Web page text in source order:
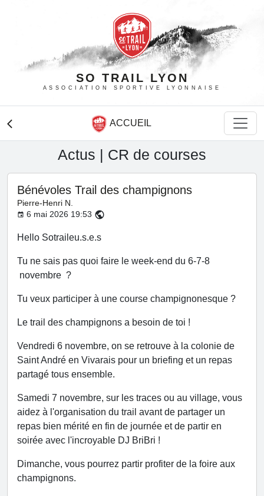
SO TRAIL LYON
ASSOCIATION SPORTIVE LYONNAISE
arrow_back_ios ACCUEIL
Actus | CR de courses
Bénévoles Trail des champignons
Pierre-Henri N.
event 6 mai 2026 19:53 public
Hello Sotraileu.s.e.s
Tu ne sais pas quoi faire le week-end du 6-7-8
novembre ?
Tu veux participer à une course champignonesque ?
Le trail des champignons a besoin de toi !
Vendredi 6 novembre, on se retrouve à la colonie de
Saint André en Vivarais pour un briefing et un repas
partagé tous ensemble.
Samedi 7 novembre, sur les traces ou au village, vous
aidez à l'organisation du trail avant de partager un
repas bien mérité en fin de journée et de partir en
soirée avec l'incroyable DJ BriBri !
Dimanche, vous pourrez partir profiter de la foire aux
champignons.